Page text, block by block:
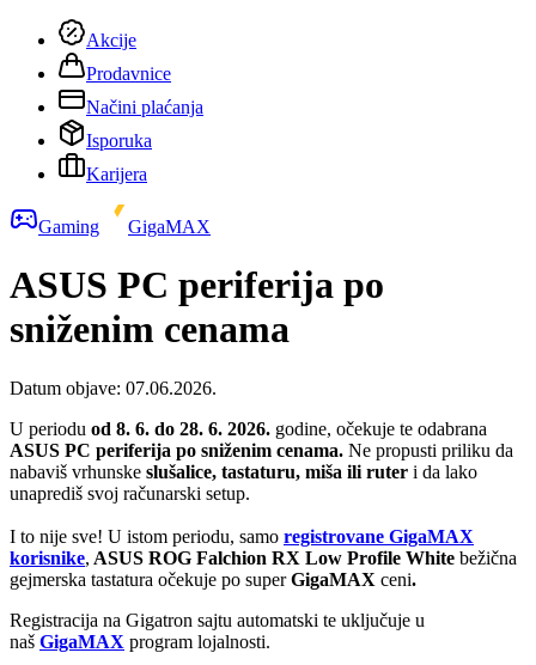
Akcije
Prodavnice
Načini plaćanja
Isporuka
Karijera
Gaming GigaMAX
ASUS PC periferija po
sniženim cenama
Datum objave: 07.06.2026.
U periodu od 8. 6. do 28. 6. 2026. godine, očekuje te odabrana
ASUS PC periferija po sniženim cenama. Ne propusti priliku da
nabaviš vrhunske slušalice, tastaturu, miša ili ruter i da lako
unaprediš svoj računarski setup.
I to nije sve! U istom periodu, samo registrovane GigaMAX
korisnike, ASUS ROG Falchion RX Low Profile White bežična
gejmerska tastatura očekuje po superGigaMAX ceni.
Registracija na Gigatron sajtu automatski te uključuje u
naš GigaMAX program lojalnosti.